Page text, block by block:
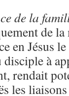
de la
de
en Jésus
à
rendait
les